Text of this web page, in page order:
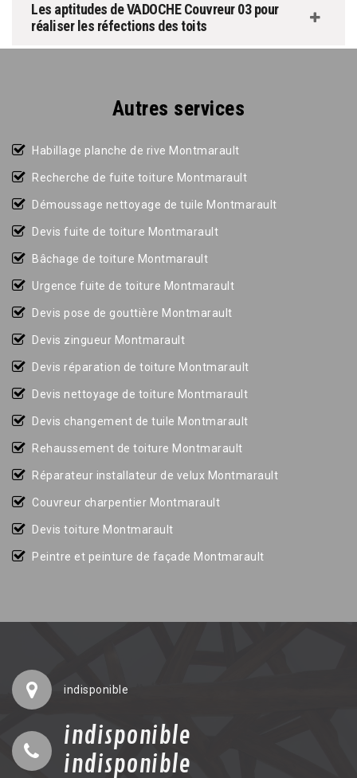
Les aptitudes de VADOCHE Couvreur 03 pour
réaliser les réfections des toits
Autres services
Habillage planche de rive Montmarault
Recherche de fuite toiture Montmarault
Démoussage nettoyage de tuile Montmarault
Devis fuite de toiture Montmarault
Bâchage de toiture Montmarault
Urgence fuite de toiture Montmarault
Devis pose de gouttière Montmarault
Devis zingueur Montmarault
Devis réparation de toiture Montmarault
Devis nettoyage de toiture Montmarault
Devis changement de tuile Montmarault
Rehaussement de toiture Montmarault
Réparateur installateur de velux Montmarault
Couvreur charpentier Montmarault
Devis toiture Montmarault
Peintre et peinture de façade Montmarault
indisponible
indisponible
indisponible